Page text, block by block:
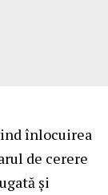
înlocuirea
de cerere
și